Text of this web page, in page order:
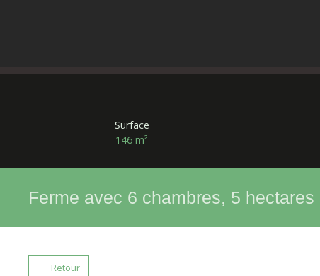
Surface
146m²
Ferme avec 6 chambres, 5
Retour